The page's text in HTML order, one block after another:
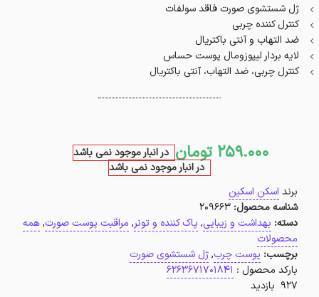
ژل شستشوی صورت فاقد سولفات
کنترل کننده چربی
ضد التهاب و آنتی باکتریال
لایه بردار لیپوزومال پوست حساس
کنترل چربی، ضد التهاب، آنتی باکتریال
259.000 تومان در انبار موجود نمی باشد
در انبار موجود نمی باشد
برند اسکن اسکین
شناسه محصول: 209663
دسته: بهداشت و زیبایی, پاک کننده و تونر, مراقبت پوست صورت,همه
محصولات
برچسب: پوست چرب,ژل شستشوی صورت
بارکد محصول : 6263671701841
927 بازدید